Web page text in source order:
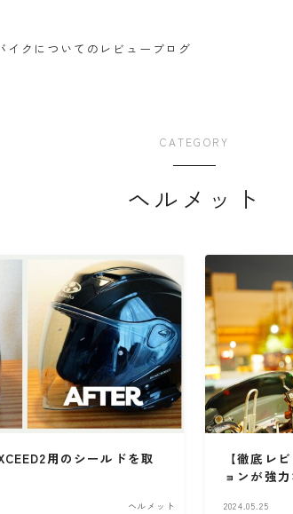
イクについてのレビューブログ
グ
ク遍歴
ビュー
インプレッショ
ハンドルカバー
ビーンブーツ
リアキャリア
商品レビュー
高速道路
CATEGORY
ヘルメット
用のシールドを取
ヘルメット
【徹底レ
ョンが強
2024.05.25